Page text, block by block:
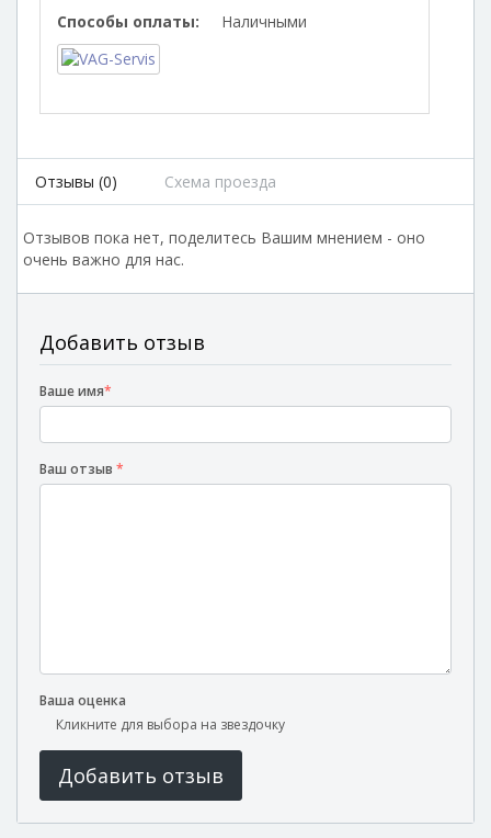
Способы оплаты:
Наличными
Отзывы (0) Схема проезда
Отзывов пока нет, поделитесь Вашим мнением - оно
очень важно для нас.
Добавить отзыв
Ваше имя*
Ваш отзыв *
Ваша оценка
Кликните для выбора на звездочку
Добавить отзыв